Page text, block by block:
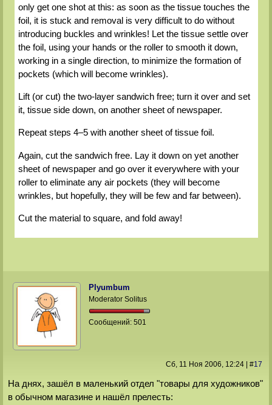
only get one shot at this: as soon as the tissue touches the
foil, it is stuck and removal is very difficult to do without
introducing buckles and wrinkles! Let the tissue settle over
the foil, using your hands or the roller to smooth it down,
working in a single direction, to minimize the formation of
pockets (which will become wrinkles).
Lift (or cut) the two-layer sandwich free; turn it over and set
it, tissue side down, on another sheet of newspaper.
Repeat steps 4–5 with another sheet of tissue foil.
Again, cut the sandwich free. Lay it down on yet another
sheet of newspaper and go over it everywhere with your
roller to eliminate any air pockets (they will become
wrinkles, but hopefully, they will be few and far between).
Cut the material to square, and fold away!
Plyumbum
Moderator Solitus
Сообщений:501
Сб, 11 Ноя 2006, 12:24| #17
На днях, зашёл в маленький отдел "товары для художников"
в обычном магазине и нашёл прелесть: